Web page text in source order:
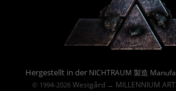
Hergestellt in der NICHTRAUM 製造
© 1994-2026 Westgård→ MILLENNIUM
Powered By :